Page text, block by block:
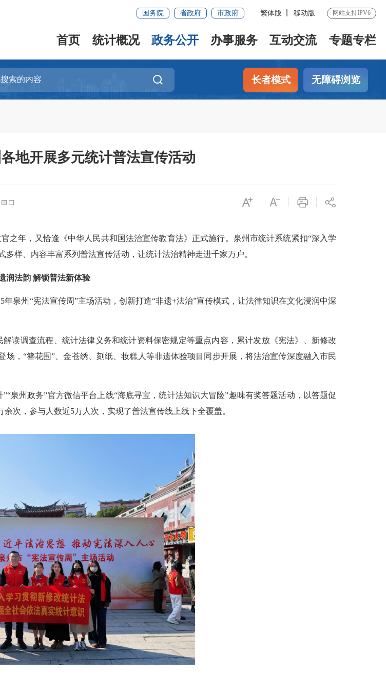
国务院 省政府 市政府 繁体版 移动版 网站支持IPV6
首页 统计概况 政务公开 办事服务 互动交流 专题专栏
长者模式 无障碍浏览
地开展多元统计普法宣传活动
之年， 又恰逢《中华人民共和国法治宣传教育法》正式施行。泉州市统计系统紧扣“深入学
样、内容丰富系列普法宣传活动，让统计法治精神走进千家万户。
润法韵 解锁普法新体验
年泉州“宪法宣传周”主场活动 ，创新打造“非遗+法治”宣传模式，让法律知识在文化浸润中深
解读调查流程、 统计法律义务和统计资料保密规定等重点内容， 累计发放《宪法》 新修改
场，“簪花围”、金苍绣、刻纸、妆糕人等非遗体验项目同步开展，将法治宣传深度融入市民
”“泉州政务”官方微信平台上线“海底寻宝，统计法知识大冒险”趣味有奖答题活动 ， 以答题促
余次，参与人数近5万人次，实现了普法宣传线上线下全覆盖。